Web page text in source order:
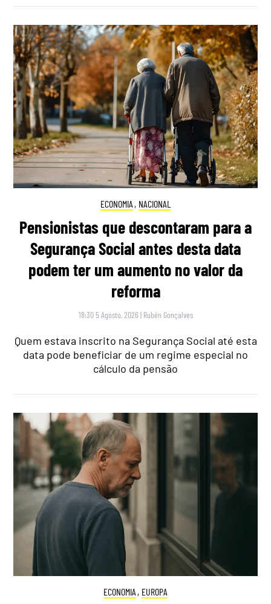
ECONOMIA , NACIONAL
Pensionistas que descontaram para a
Segurança Social antes desta data
podem ter um aumento no valor da
reforma
18:30 5 Agosto, 2026 | Rubén Gonçalves
Quem estava inscrito na Segurança Social até esta
data pode beneficiar de um regime especial no
cálculo da pensão
ECONOMIA , EUROPA